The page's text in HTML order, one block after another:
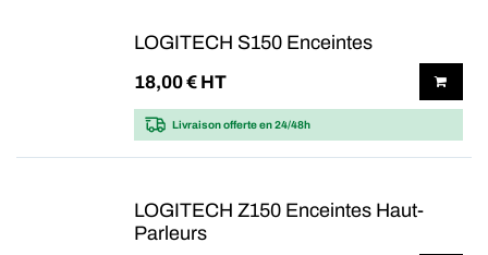
LOGITECH S150 Enceintes
18,00€ HT
Livraison offerteen 24/48h
LOGITECH Z150 Enceintes Haut-
Parleurs